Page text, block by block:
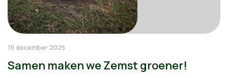
15 december 2025
Samen maken we Zemst groener!